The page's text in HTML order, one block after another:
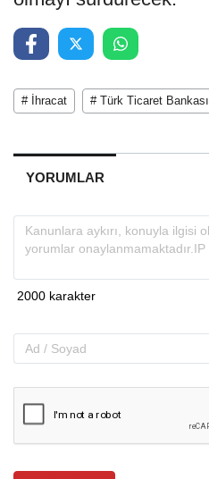
# İhracat # Türk Ticaret Bankası
YORUMLAR